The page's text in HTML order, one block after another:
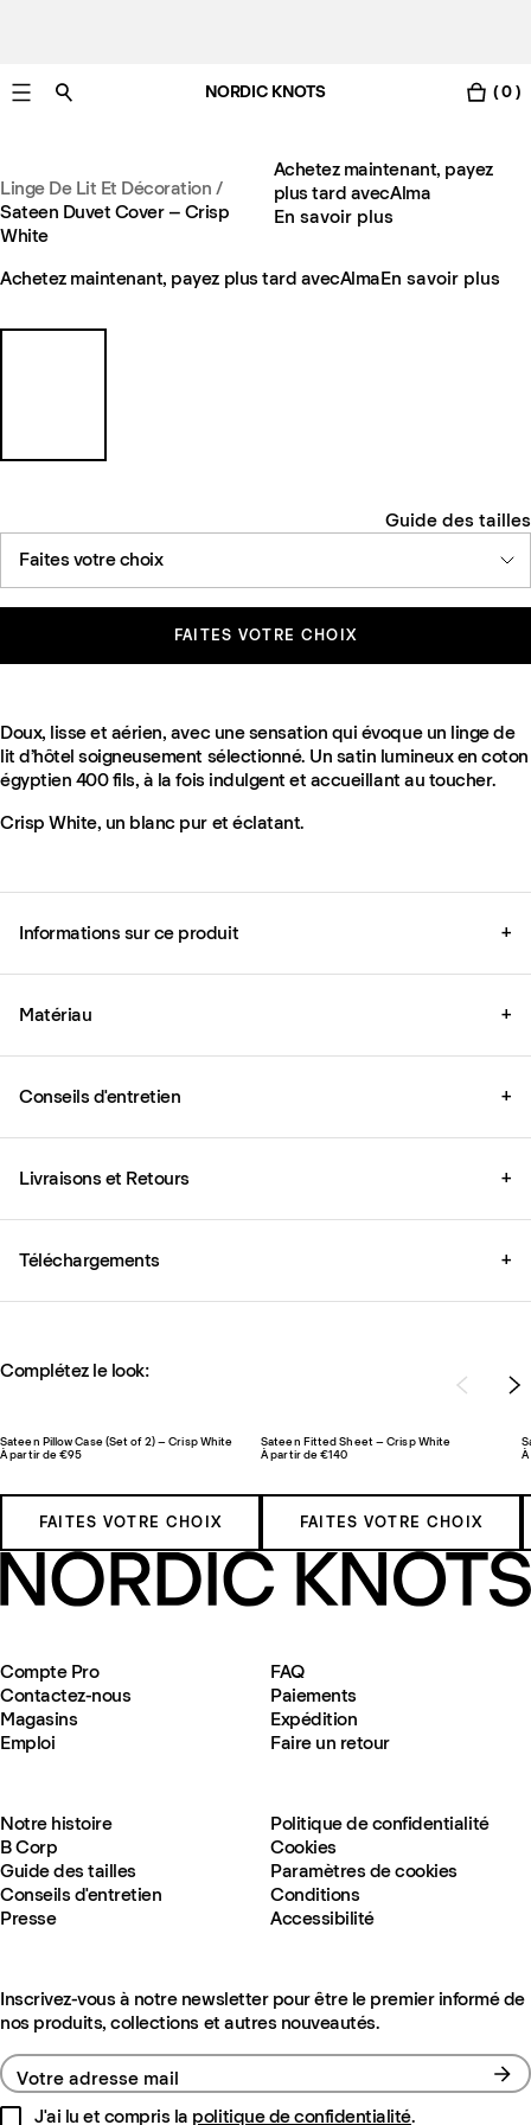
NORDIC KNOTS ( 0 )
Linge De Lit Et Décoration /
Sateen Duvet Cover – Crisp
White
Achetez maintenant, payez
plus tard avecAlma
En savoir plus
Achetez maintenant, payez plus tard avecAlmaEn savoir plus
Guide des tailles
Faites votre choix
FAITES VOTRE CHOIX
Doux, lisse et aérien, avec une sensation qui évoque un linge de
lit d’hôtel soigneusement sélectionné. Un satin lumineux en coton
égyptien 400 fils, à la fois indulgent et accueillant au toucher.
Crisp White, un blanc pur et éclatant.
Informations sur ce produit +
Matériau +
Conseils d'entretien +
Livraisons et Retours +
Téléchargements +
Complétez le look:
Sateen Pillow Case (Set of 2) – Crisp White
À partir de €95
FAITES VOTRE CHOIX
Sateen Fitted Sheet – Crisp White
À partir de €140
FAITES VOTRE CHOIX
Compte Pro
Contactez-nous
Magasins
Emploi
FAQ
Paiements
Expédition
Faire un retour
Notre histoire
B Corp
Guide des tailles
Conseils d'entretien
Presse
Politique de confidentialité
Cookies
Paramètres de cookies
Conditions
Accessibilité
Inscrivez-vous à notre newsletter pour être le premier informé de
nos produits, collections et autres nouveautés.
Votre adresse mail
J'ai lu et compris la politique de confidentialité.